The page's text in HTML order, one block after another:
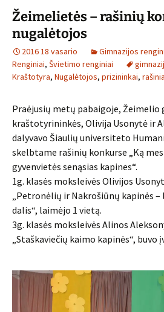
Žeimelietės – rašinių
nugalėtojos
2016 18 vasario Gimnazijos
Renginiai, Švietimo renginiai
Kraštotyra, Nugalėtojos, prizininkai,
Praėjusių metų pabaigoje, Žeimelio
kraštotyrininkės, Olivija Usonytė ir
dalyvavo Šiaulių universiteto
skelbtame rašinių konkurse „Ką
gyvenvietės senąsias kapines“.
1g. klasės moksleivės Olivijos
„Petronėlių ir Nakrošiūnų kapinės
dalis“, laimėjo 1 vietą.
3g. klasės moksleivės Alinos
„Staškaviečių kaimo kapinės“, buvo